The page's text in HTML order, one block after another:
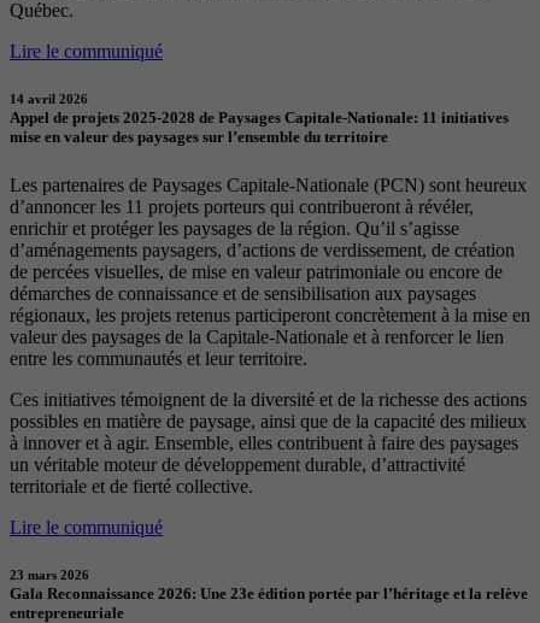
Québec.
Lire le communiqué
14 avril 2026
Appel de projets 2025-2028 de Paysages Capitale-Nationale: 11 initiatives
mise en valeur des paysages sur l’ensemble du territoire
Les partenaires de Paysages Capitale-Nationale (PCN) sont heureux
d’annoncer les 11 projets porteurs qui contribueront à révéler,
enrichir et protéger les paysages de la région. Qu’il s’agisse
d’aménagements paysagers, d’actions de verdissement, de création
de percées visuelles, de mise en valeur patrimoniale ou encore de
démarches de connaissance et de sensibilisation aux paysages
régionaux, les projets retenus participeront concrètement à la mise en
valeur des paysages de la Capitale-Nationale et à renforcer le lien
entre les communautés et leur territoire.
Ces initiatives témoignent de la diversité et de la richesse des actions
possibles en matière de paysage, ainsi que de la capacité des milieux
à innover et à agir. Ensemble, elles contribuent à faire des paysages
un véritable moteur de développement durable, d’attractivité
territoriale et de fierté collective.
Lire le communiqué
23 mars 2026
Gala Reconnaissance 2026: Une 23e édition portée par l’héritage et la relève
entrepreneuriale